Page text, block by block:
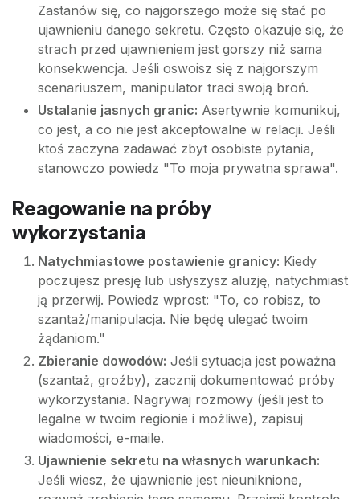
Zastanów się, co najgorszego może się stać po
ujawnieniu danego sekretu. Często okazuje się, że
strach przed ujawnieniem jest gorszy niż sama
konsekwencja. Jeśli oswoisz się z najgorszym
scenariuszem, manipulator traci swoją broń.
Ustalanie jasnych granic: Asertywnie komunikuj,
co jest, a co nie jest akceptowalne w relacji. Jeśli
ktoś zaczyna zadawać zbyt osobiste pytania,
stanowczo powiedz "To moja prywatna sprawa".
Reagowanie na próby
wykorzystania
Natychmiastowe postawienie granicy: Kiedy
poczujesz presję lub usłyszysz aluzję, natychmiast
ją przerwij. Powiedz wprost: "To, co robisz, to
szantaż/manipulacja. Nie będę ulegać twoim
żądaniom."
Zbieranie dowodów: Jeśli sytuacja jest poważna
(szantaż, groźby), zacznij dokumentować próby
wykorzystania. Nagrywaj rozmowy (jeśli jest to
legalne w twoim regionie i możliwe), zapisuj
wiadomości, e-maile.
Ujawnienie sekretu na własnych warunkach:
Jeśli wiesz, że ujawnienie jest nieuniknione,